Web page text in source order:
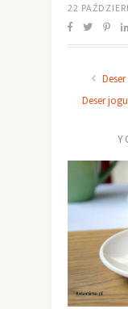
22
Deser